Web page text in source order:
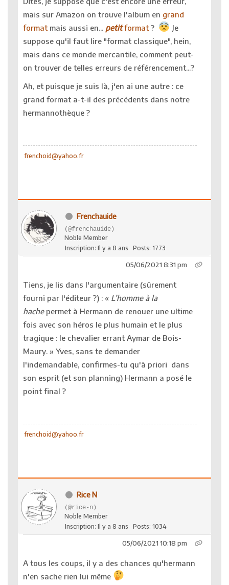
mais sur Amazon on trouve l'album en grand
format mais aussi en... petitformat ?
Je
suppose qu'il faut lire "format classique", hein,
mais dans ce monde mercantile, comment peut-
on trouver de telles erreurs de référencement...?
Ah, et puisque je suis là, j'en ai une autre : ce
grand format a-t-il des précédents dans notre
hermannothèque ?
frenchoid@yahoo.fr
Frenchauide
(@frenchauide)
Noble Member
Inscription: Il y a 8 ans
Posts: 1773
05/06/2021 8:31 pm
Tiens, je lis dans l'argumentaire (sûrement
fourni par l'éditeur ?) : « L’homme à la
hachepermet à Hermann de renouer une ultime
fois avec son héros le plus humain et le plus
tragique : le chevalier errant Aymar de Bois-
Maury. » Yves, sans te demander
l'indemandable, confirmes-tu qu'à priori dans
son esprit (et son planning) Hermann a posé le
point final ?
frenchoid@yahoo.fr
Rice N
(@rice-n)
Noble Member
Inscription: Il y a 8 ans
Posts: 1034
05/06/2021 10:18 pm
A tous les coups, il y a des chances qu'hermann
n'en sache rien lui même